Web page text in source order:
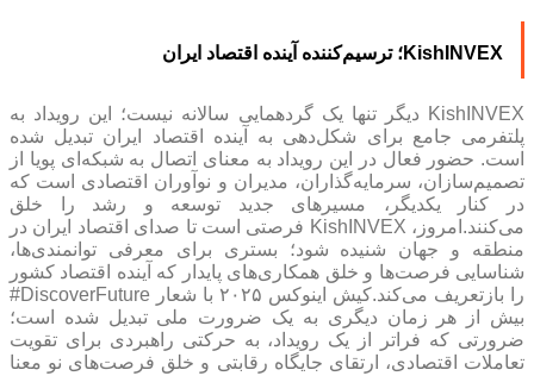
KishINVEX؛ ترسیم‌کننده آینده اقتصاد ایران
KishINVEX دیگر تنها یک گردهمایی سالانه نیست؛ این رویداد به
پلتفرمی جامع برای شکل‌دهی به آینده اقتصاد ایران تبدیل شده
است. حضور فعال در این رویداد به معنای اتصال به شبکه‌ای پویا از
تصمیم‌سازان، سرمایه‌گذاران، مدیران و نوآوران اقتصادی است که
در کنار یکدیگر، مسیرهای جدید توسعه و رشد را خلق
می‌کنند.امروز، KishINVEX فرصتی است تا صدای اقتصاد ایران در
منطقه و جهان شنیده شود؛ بستری برای معرفی توانمندی‌ها،
شناسایی فرصت‌ها و خلق همکاری‌های پایدار که آینده اقتصاد کشور
را بازتعریف می‌کند.کیش اینوکس ۲۰۲۵ با شعار DiscoverFuture#
بیش از هر زمان دیگری به یک ضرورت ملی تبدیل شده است؛
ضرورتی که فراتر از یک رویداد، به حرکتی راهبردی برای تقویت
تعاملات اقتصادی، ارتقای جایگاه رقابتی و خلق فرصت‌های نو معنا